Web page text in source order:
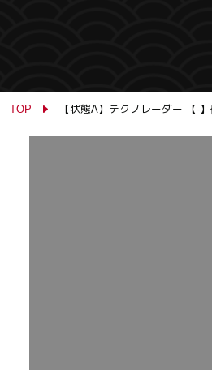
TOP 【状態A】テクノレーダー 【-